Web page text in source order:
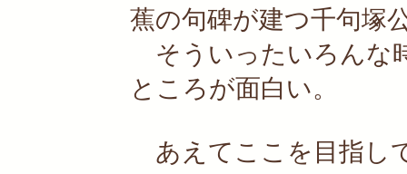
蕉の句碑が建つ千句塚
そういったいろんな
ところが面白い。
あえてここを目指し